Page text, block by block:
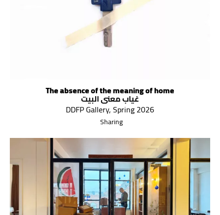
The absence of the meaning of home
غياب معنى البيت
DDFP Gallery, Spring 2026
Sharing